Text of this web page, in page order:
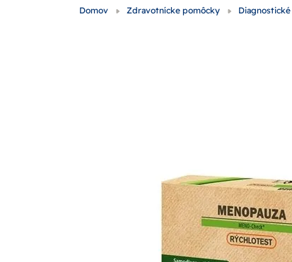
Domov Zdravotnícke pomôcky